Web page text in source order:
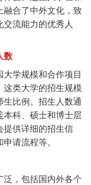
融合了中外文化，致
流能力的优秀人
数
学规模和合作项目
这类大学的招生规模
比例。招生人数通
本科、硕士和博士层
提供详细的招生信
请流程等。
泛，包括国内外各个